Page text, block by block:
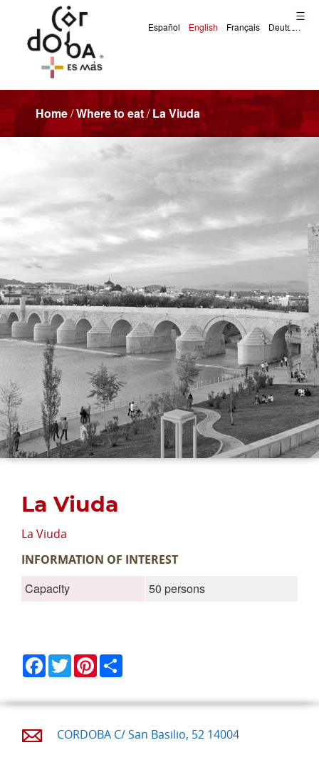
Home/Where to eat/La Viuda
La Viuda
La Viuda
INFORMATION OF INTEREST
Capacity 50 persons
Facebook
TwitterPinterest
CORDOBA C/ San Basilio, 52 14004